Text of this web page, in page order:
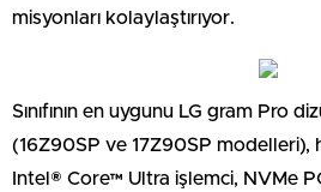
misyonları kolaylaştırıyor.
Sınıfının en uygunu LG gram Pro
(16Z90SP ve 17Z90SP modelleri),
Intel® Core™ Ultra işlemci, NVMe